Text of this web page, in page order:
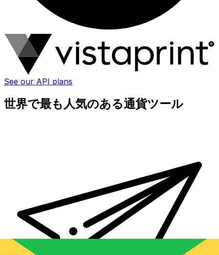
See our API plans
世界で最も人気のある通貨ツール